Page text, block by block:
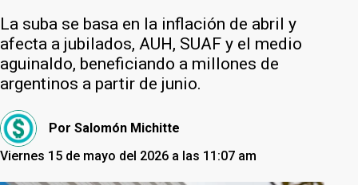
La suba se basa en la inflación de abril y
afecta a jubilados, AUH, SUAF y el medio
aguinaldo, beneficiando a millones de
argentinos a partir de junio.
Por Salomón Michitte
Viernes 15 de mayo del 2026 a las 11:07 am